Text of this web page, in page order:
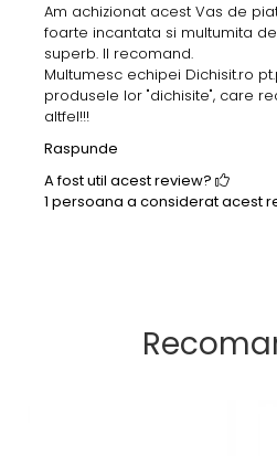
Am achizionat acest Vas de
foarte incantata si multumita
superb. Il recomand.
Multumesc echipei Dichisit.ro
produsele lor "dichisite", care
altfel!!!
Raspunde
A fost util acest review?
1 persoana a considerat acest